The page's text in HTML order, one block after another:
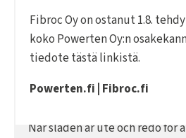
FAS 3
När släden är ute och redo för
Fibroc Oy on ostanut 1.8.
koko Powerten Oy:n
tiedote tästä linkistä.
Powerten.fi Fibroc.fi